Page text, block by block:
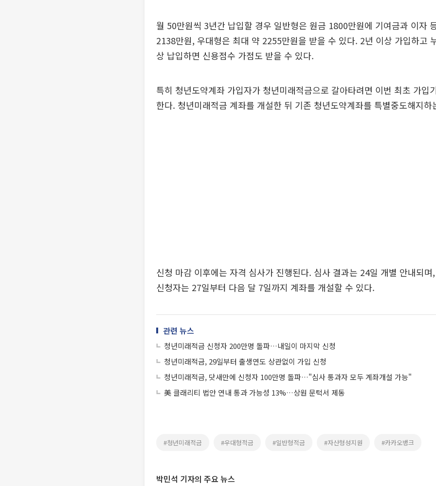
월 50만원씩 3년간 납입할 경우 일반형은 원금 1800만원에 기여금과 이자
2138만원, 우대형은 최대 약 2255만원을 받을 수 있다. 2년 이상 가입하고
상 납입하면 신용점수 가점도 받을 수 있다.
특히 청년도약계좌 가입자가 청년미래적금으로 갈아타려면 이번 최초 가입
한다. 청년미래적금 계좌를 개설한 뒤 기존 청년도약계좌를 특별중도해지하
신청 마감 이후에는 자격 심사가 진행된다. 심사 결과는 24일 개별 안내되며
신청자는 27일부터 다음 달 7일까지 계좌를 개설할 수 있다.
관련 뉴스
청년미래적금 신청자 200만명 돌파…내일이 마지막 신청
청년미래적금, 29일부터 출생연도 상관없이 가입 신청
청년미래적금, 닷새만에 신청자 100만명 돌파…"심사 통과자 모두 계좌개설 가능"
美 클래리티 법안 연내 통과 가능성 13%…상원 문턱서 제동
#청년미래적금 #우대형적금 #일반형적금 #자산형성지원 #카카오뱅크
박민석 기자의 주요 뉴스